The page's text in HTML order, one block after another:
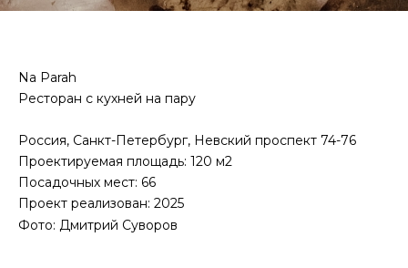
Na Parah
Ресторан с кухней на пару
Россия, Санкт-Петербург, Невский проспект 74-76
Проектируемая площадь: 120 м2
Посадочных мест: 66
Проект реализован: 2025
Фото: Дмитрий Суворов